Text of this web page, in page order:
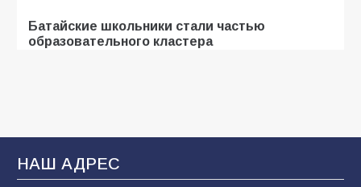
Батайские школьники стали частью
образовательного кластера
деле происходит в армии России в августе
2026 года
99 03.08.2026
НАШ АДРЕС